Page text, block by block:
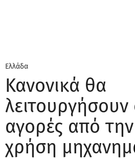
Ελλάδα
Κανονικά θα
λειτουργήσουν
αγορές από
χρήση